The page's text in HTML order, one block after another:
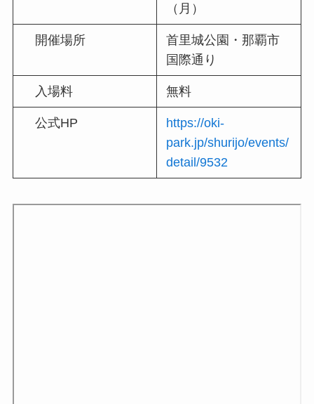
（月）
開催場所
首里城公園・那覇市
国際通り
入場料 無料
公式HP
https://oki-
park.jp/shurijo/events/
detail/9532